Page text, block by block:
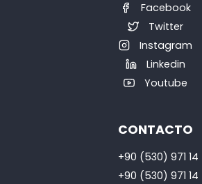
Facebook
Twitter
Instagram
Linkedin
Youtube
CONTACTO
+90 (530) 971 14
+90 (530) 971 14